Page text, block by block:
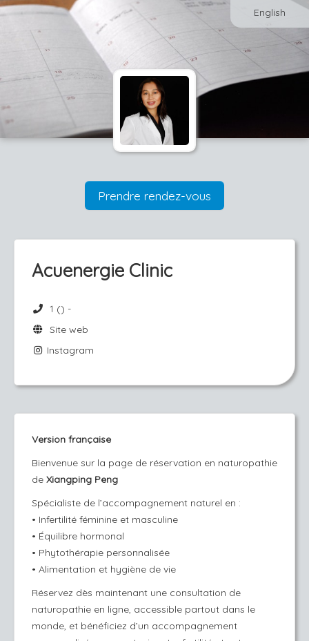
English
Prendre rendez-vous
Acuenergie Clinic
1 () -
Site web
Instagram
Version française
Bienvenue sur la page de réservation en naturopathie
de Xiangping Peng
Spécialiste de l’accompagnement naturel en :
• Infertilité féminine et masculine
• Équilibre hormonal
• Phytothérapie personnalisée
• Alimentation et hygiène de vie
Réservez dès maintenant une consultation de
naturopathie en ligne, accessible partout dans le
monde, et bénéficiez d’un accompagnement